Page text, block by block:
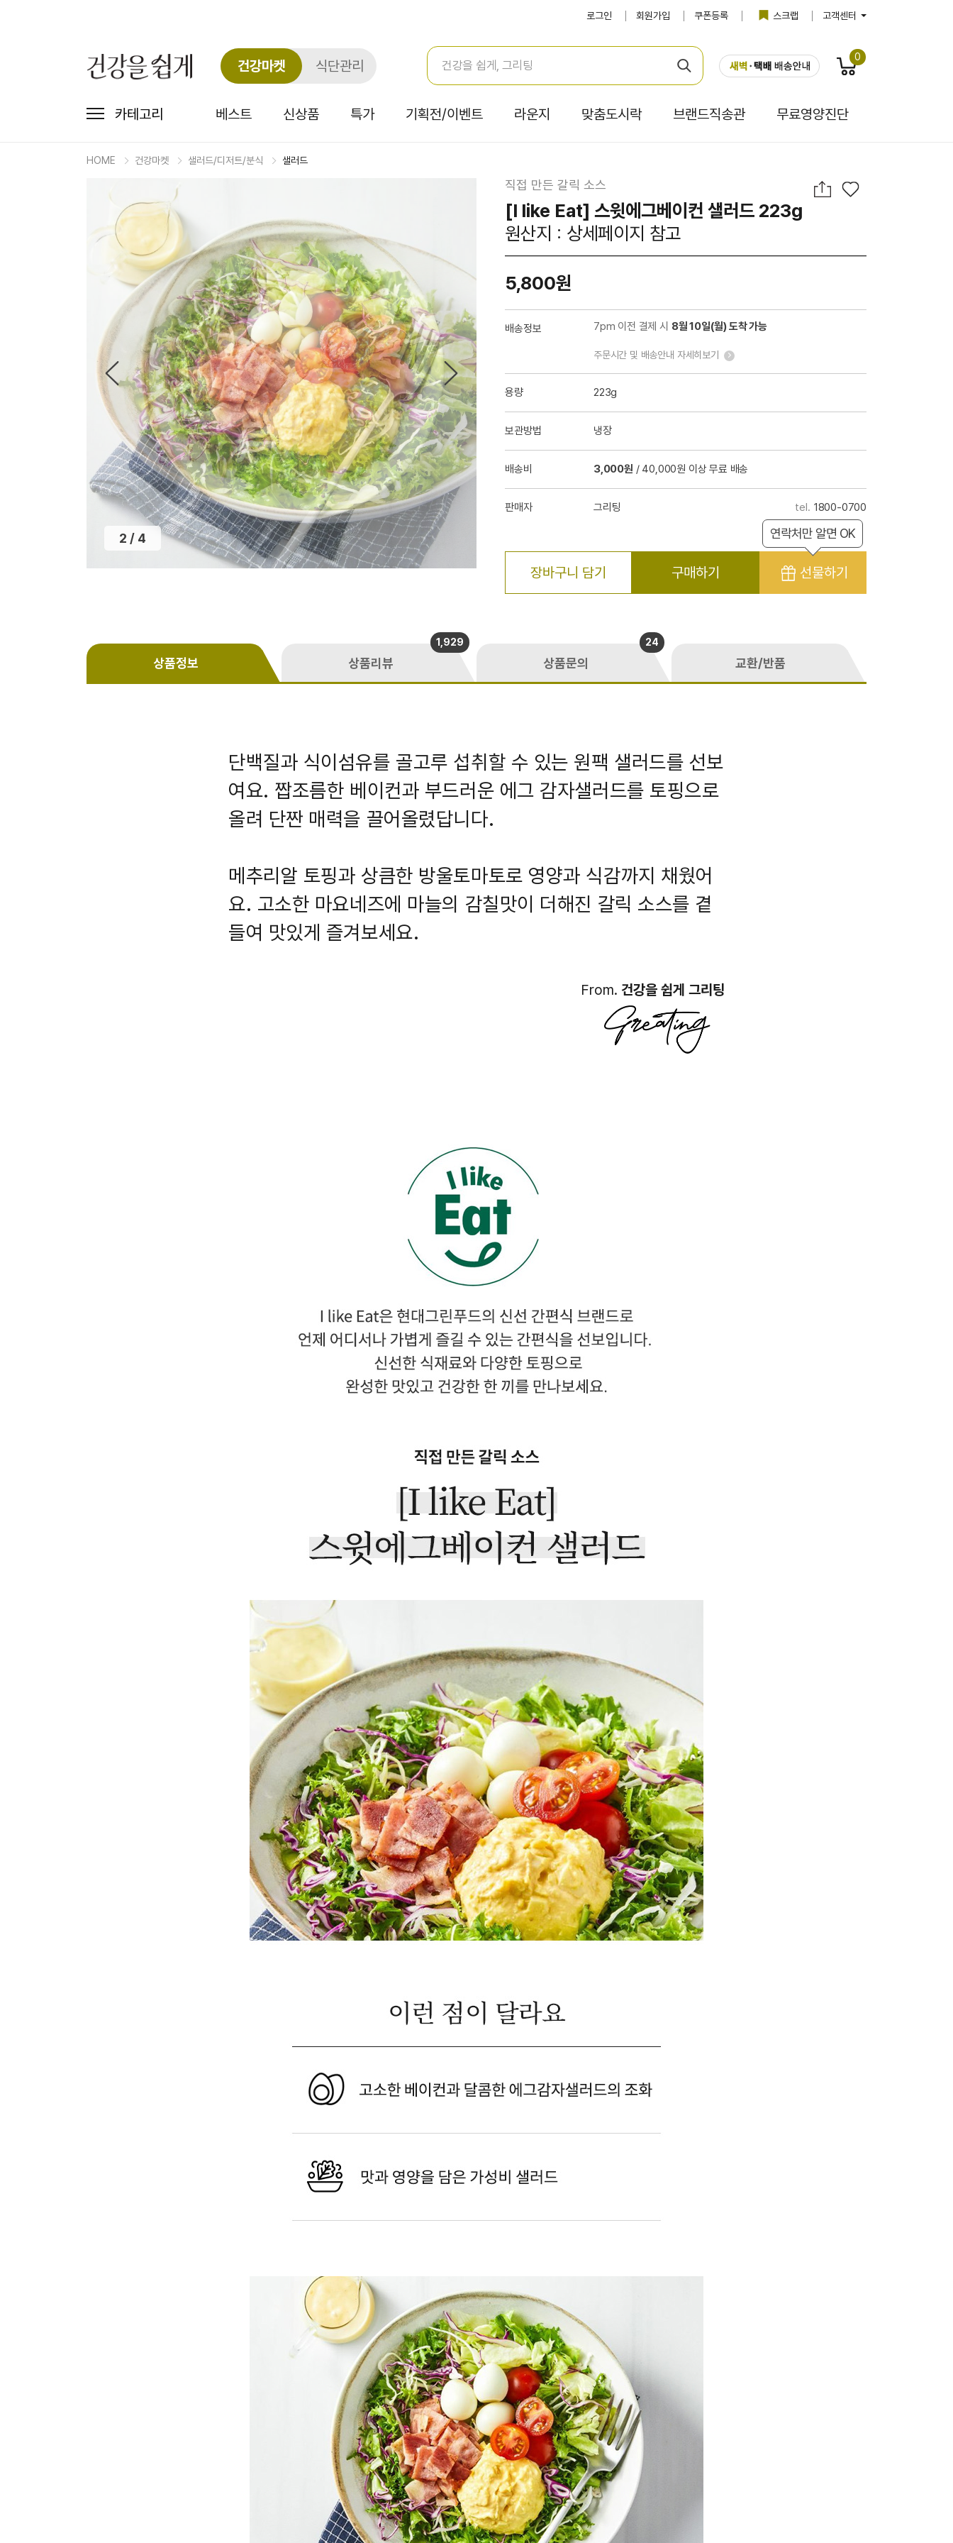
로그인 회원가입 쿠폰등록 스크랩 고객센터
건강마켓 식단관리
0
카테고리 베스트 신상품 특가 기획전/이벤트 라운지 맞춤도시락 브랜드직송관 무료영양진단
HOME 건강마켓 샐러드/디저트/분식 샐러드
2 / 4
직접 만든 갈릭 소스
[I like Eat] 스윗에그베이컨 샐러드 223g
원산지 : 상세페이지 참고
5,800원
배송정보 7pm 이전 결제 시 8월 10일(월) 도착 가능
주문시간 및 배송안내 자세히보기
용량 223g
보관방법 냉장
배송비 3,000원 / 40,000원 이상 무료 배송
판매자 그리팅 1800-0700
장바구니 담기 구매하기 선물하기
연락처만 알면 OK
상품정보 상품리뷰
1,929
상품문의
24
교환/반품
단백질과 식이섬유를 골고루 섭취할 수 있는 원팩 샐러드를 선보
여요. 짭조름한 베이컨과 부드러운 에그 감자샐러드를 토핑으로
올려 단짠 매력을 끌어올렸답니다.
메추리알 토핑과 상큼한 방울토마토로 영양과 식감까지 채웠어
요. 고소한 마요네즈에 마늘의 감칠맛이 더해진 갈릭 소스를 곁
들여 맛있게 즐겨보세요.
From. 건강을 쉽게 그리팅